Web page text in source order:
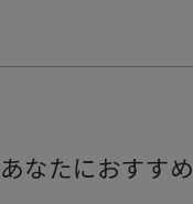
あなたにおすすめ